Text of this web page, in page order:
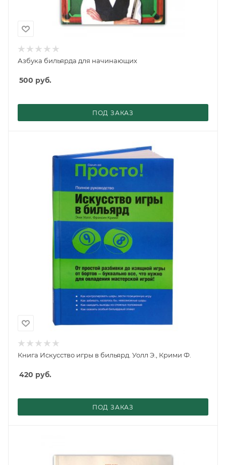
Азбука бильярда для начинающих
500 руб.
ПОД ЗАКАЗ
Книга Искусство игры в бильярд. Уолл Э., Крими Ф.
420 руб.
ПОД ЗАКАЗ